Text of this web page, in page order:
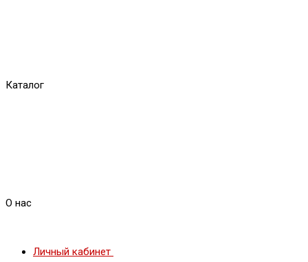
Каталог
О нас
Личный кабинет